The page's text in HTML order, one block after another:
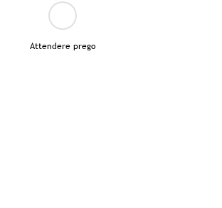
Attendere prego